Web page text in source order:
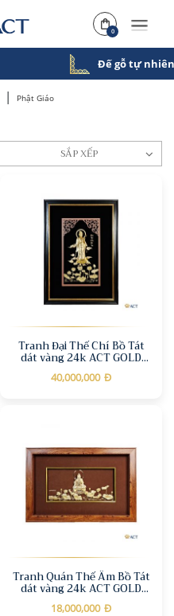
0
Đế gỗ tự
| Phật Giáo
SẮP XẾP
Tranh Đại Thế Chí Bồ Tát
dát vàng 24k ACT GOLD
ISO 9001:2015
40,000,000 Đ
Tranh Quán Thế Âm Bồ Tát
dát vàng 24k ACT GOLD
ISO 9001:2015 (Mẫu 2)
18,000,000 Đ